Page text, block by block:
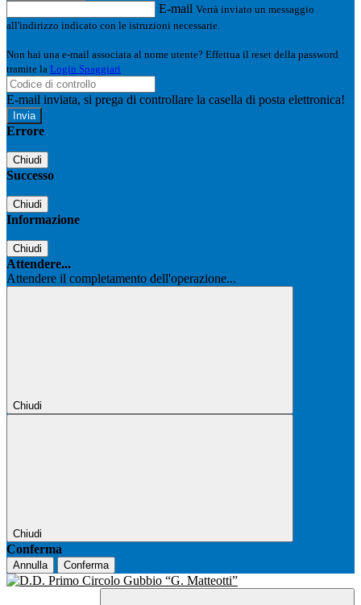
E-mail Verrà inviato un messaggio
all'indirizzo indicato con le istruzioni necessarie.
Non hai una e-mail associata al nome utente? Effettua il reset della password
tramite la Login Spaggiari
E-mail inviata, si prega di controllare la casella di posta elettronica!
Errore
Chiudi
Successo
Chiudi
Informazione
Chiudi
Attendere...
Attendere il completamento dell'operazione...
Chiudi
Chiudi
Conferma
Annulla Conferma